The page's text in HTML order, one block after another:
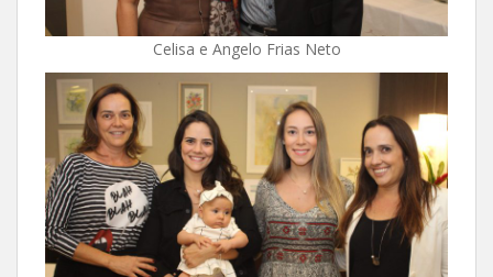
Celisa e Angelo Frias Neto